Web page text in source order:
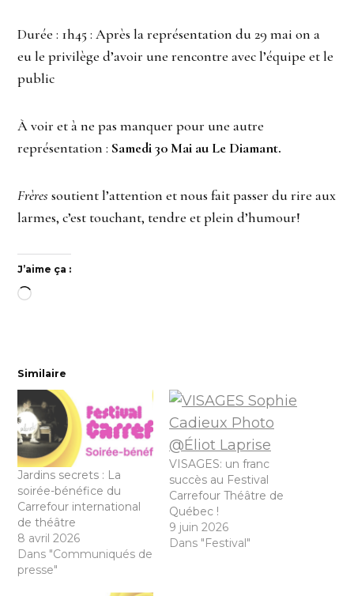
Durée : 1h45 : Après la représentation du 29 mai on a
eu le privilège d’avoir une rencontre avec l’équipe et le
public
À voir et à ne pas manquer pour une autre
représentation : Samedi 30 Mai au Le Diamant.
Frères soutient l’attention et nous fait passer du rire aux
larmes, c’est touchant, tendre et plein d’humour!
J’aime ça :
Chargement…
Similaire
Jardins secrets : La
soirée-bénéfice du
Carrefour international
de théâtre
8 avril 2026
Dans "Communiqués de
presse"
VISAGES: un franc
succès au Festival
Carrefour Théâtre de
Québec !
9 juin 2026
Dans "Festival"